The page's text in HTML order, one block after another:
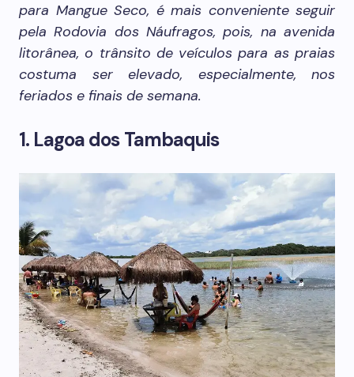
para Mangue Seco, é mais conveniente seguir
pela Rodovia dos Náufragos, pois, na avenida
litorânea, o trânsito de veículos para as praias
costuma ser elevado, especialmente, nos
feriados e finais de semana.
1. Lagoa dos Tambaquis